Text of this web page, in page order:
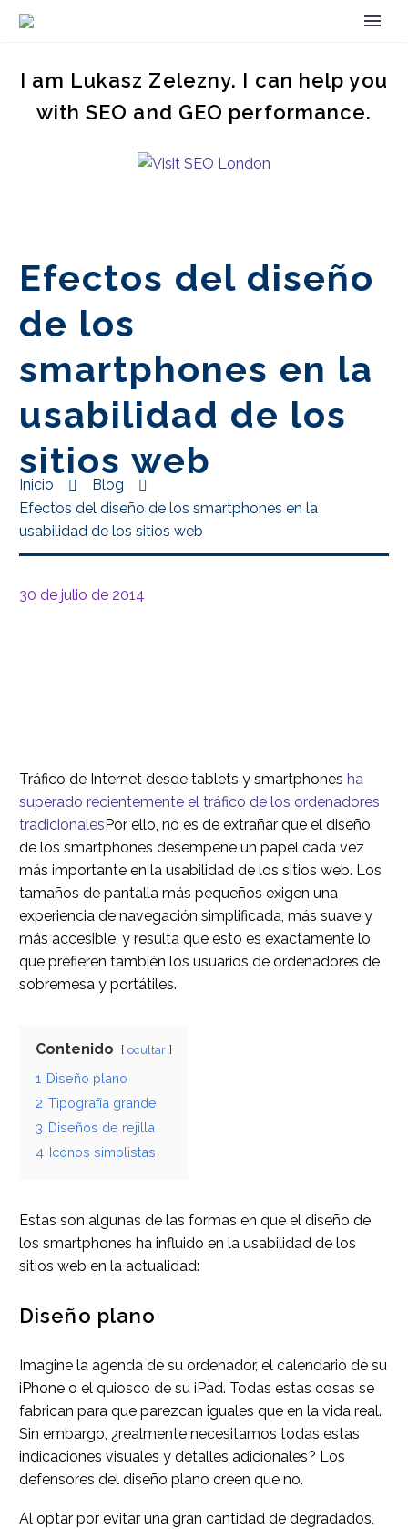
I am Lukasz Zelezny. I can help you
with SEO and GEO performance.
Efectos del diseño
de los
smartphones en la
usabilidad de los
sitios web
Inicio
Blog
Efectos del diseño de los smartphones en la
usabilidad de los sitios web
30 de julio de 2014
Tráfico de Internet desde tablets y smartphones ha
superado recientemente el tráfico de los ordenadores
tradicionalesPor ello, no es de extrañar que el diseño
de los smartphones desempeñe un papel cada vez
más importante en la usabilidad de los sitios web. Los
tamaños de pantalla más pequeños exigen una
experiencia de navegación simplificada, más suave y
más accesible, y resulta que esto es exactamente lo
que prefieren también los usuarios de ordenadores de
sobremesa y portátiles.
Contenido ocultar
1 Diseño plano
2 Tipografía grande
3 Diseños de rejilla
4 Iconos simplistas
Estas son algunas de las formas en que el diseño de
los smartphones ha influido en la usabilidad de los
sitios web en la actualidad:
Diseño plano
Imagine la agenda de su ordenador, el calendario de su
iPhone o el quiosco de su iPad. Todas estas cosas se
fabrican para que parezcan iguales que en la vida real.
Sin embargo, ¿realmente necesitamos todas estas
indicaciones visuales y detalles adicionales? Los
defensores del diseño plano creen que no.
Al optar por evitar una gran cantidad de degradados,